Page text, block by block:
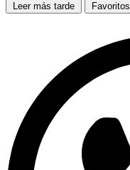
Leer más tarde Favoritos